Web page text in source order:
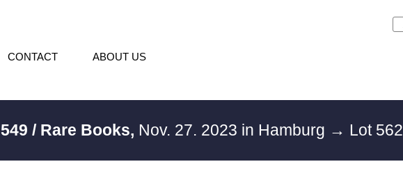
CONTACT ABOUT US
549 / Rare Books, Nov. 27. 2023 in Hamburg → Lot 562